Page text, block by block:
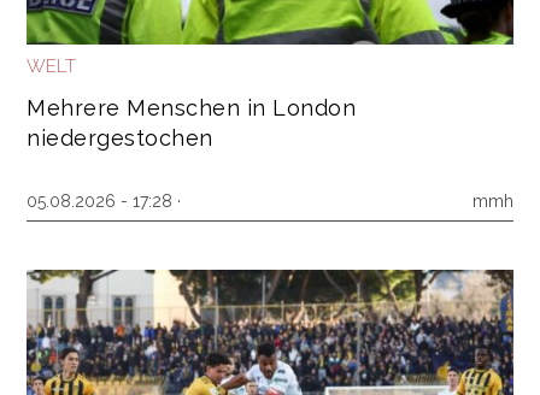
WELT
Mehrere Menschen in London
niedergestochen
05.08.2026 - 17:28 · mmh